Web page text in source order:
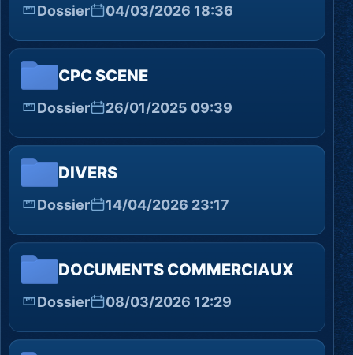
Dossier 04/03/2026 18:36
CPC SCENE
Dossier 26/01/2025 09:39
DIVERS
Dossier 14/04/2026 23:17
DOCUMENTS COMMERCIAUX
Dossier 08/03/2026 12:29